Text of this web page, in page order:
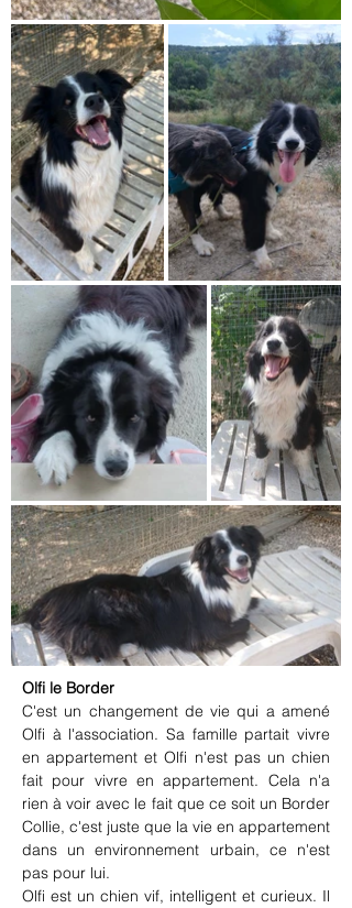
Olfi le Border
C'est un changement de vie qui a amené
Olfi à l'association. Sa famille partait vivre
en appartement et Olfi n'est pas un chien
fait pour vivre en appartement. Cela n'a
rien à voir avec le fait que ce soit un Border
Collie, c'est juste que la vie en appartement
dans un environnement urbain, ce n'est
pas pour lui.
Olfi est un chien vif, intelligent et curieux. Il